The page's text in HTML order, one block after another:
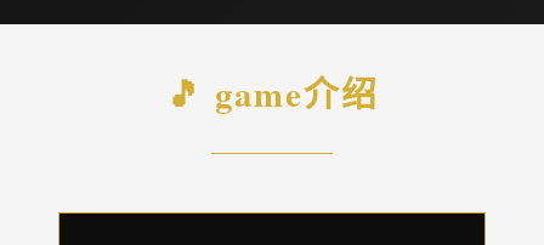
🎵 game介绍